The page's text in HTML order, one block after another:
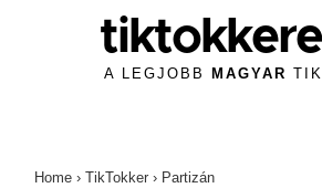
A LEGJOBB MAGYAR
Home › TikTokker › Partizán